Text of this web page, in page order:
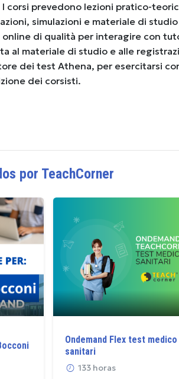
I corsi prevedono lezioni pratico-
simulazioni e materiale di
di qualità per interagire con
al materiale di studio e alle
dei test Athena, per esercitarsi
dei corsisti.
por TeachCorner
Ondemand Flex test medico
sanitari
133 horas